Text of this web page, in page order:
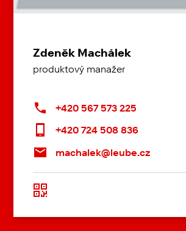
Zdeněk Machálek
produktový manažer
+420 567 573 225
+420 724 508 836
machalek@leube.cz